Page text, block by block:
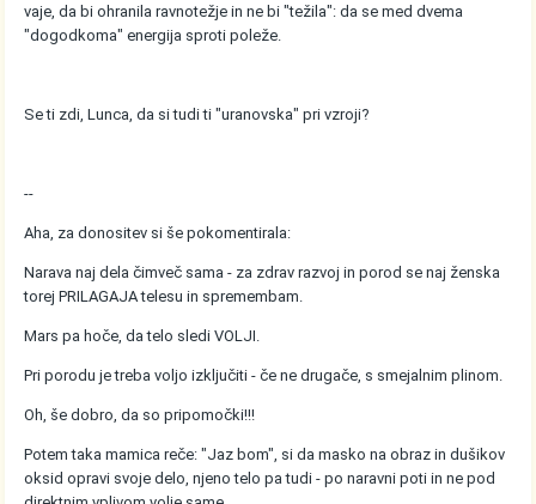
vaje, da bi ohranila ravnotežje in ne bi "težila": da se med dvema
"dogodkoma" energija sproti poleže.
Se ti zdi, Lunca, da si tudi ti "uranovska" pri vzroji?
--
Aha, za donositev si še pokomentirala:
Narava naj dela čimveč sama - za zdrav razvoj in porod se naj ženska
torej PRILAGAJA telesu in spremembam.
Mars pa hoče, da telo sledi VOLJI.
Pri porodu je treba voljo izključiti - če ne drugače, s smejalnim plinom.
Oh, še dobro, da so pripomočki!!!
Potem taka mamica reče: "Jaz bom", si da masko na obraz in dušikov
oksid opravi svoje delo, njeno telo pa tudi - po naravni poti in ne pod